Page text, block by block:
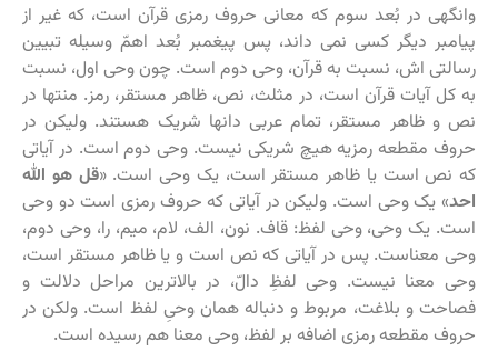
وانگهی در بُعد سوم که معانی حروف رمزی قرآن است، که غیر از
پیامبر دیگر کسی نمی داند، پس پیغمبر بُعد اهمّ وسیله تبیین
رسالتی اش، نسبت به قرآن، وحی دوم است. چون وحی اول، نسبت
به کل آیات قرآن است، در مثلث، نص، ظاهر مستقر، رمز. منتها در
نص و ظاهر مستقر، تمام عربی دانها شریک هستند. ولیکن در
حروف مقطعه رمزیه هیچ شریکی نیست. وحی دوم است. در آیاتی
که نص است یا ظاهر مستقر است، یک وحی است. «قل هو الله
احد» یک وحی است. ولیکن در آیاتی که حروف رمزی است دو وحی
است. یک وحی، وحی لفظ: قاف. نون، الف، لام، میم، را، وحی دوم،
وحی معناست. پس در آیاتی که نص است و یا ظاهر مستقر است،
وحی معنا نیست. وحی لفظِ دالّ، در بالاترین مراحل دلالت و
فصاحت و بلاغت، مربوط و دنباله همان وحیِ لفظ است. ولکن در
حروف مقطعه رمزی اضافه بر لفظ، وحی معنا هم رسیده است.